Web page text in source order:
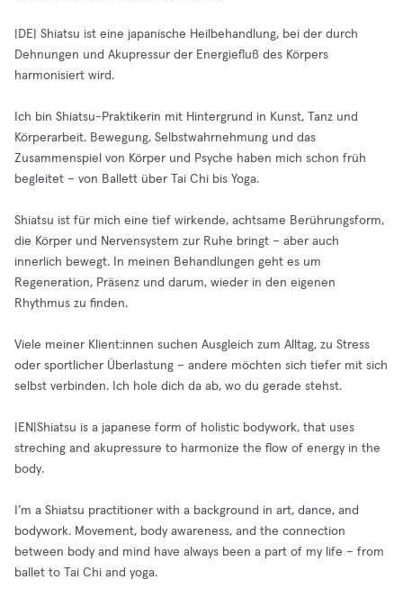
|DE| Shiatsu ist eine japanische Heilbehandlung, bei der durch
Dehnungen und Akupressur der Energiefluß des Körpers
harmonisiert wird.
Ich bin Shiatsu-Praktikerin mit Hintergrund in Kunst, Tanz und
Körperarbeit. Bewegung, Selbstwahrnehmung und das
Zusammenspiel von Körper und Psyche haben mich schon früh
begleitet – von Ballett über Tai Chi bis Yoga.
Shiatsu ist für mich eine tief wirkende, achtsame Berührungsform,
die Körper und Nervensystem zur Ruhe bringt – aber auch
innerlich bewegt. In meinen Behandlungen geht es um
Regeneration, Präsenz und darum, wieder in den eigenen
Rhythmus zu finden.
Viele meiner Klient:innen suchen Ausgleich zum Alltag, zu Stress
oder sportlicher Überlastung – andere möchten sich tiefer mit sich
selbst verbinden. Ich hole dich da ab, wo du gerade stehst.
|EN|Shiatsu is a japanese form of holistic bodywork, that uses
streching and akupressure to harmonize the flow of energy in the
body.
I’m a Shiatsu practitioner with a background in art, dance, and
bodywork. Movement, body awareness, and the connection
between body and mind have always been a part of my life – from
ballet to Tai Chi and yoga.